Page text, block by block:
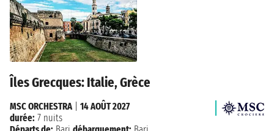
Îles Grecques: Italie, Grèce
MSC ORCHESTRA
14 AOÛT 2027
durée: 7 nuits